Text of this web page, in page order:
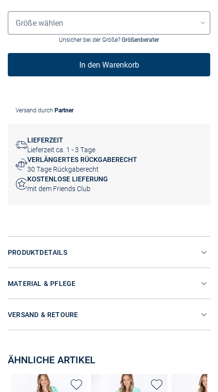
Größenauswahl
Größe wählen
Unsicher bei der Größe? Größenberater
In den Warenkorb
Versand durch Partner
LIEFERZEIT
Lieferzeit ca. 1 - 3 Tage
VERLÄNGERTES RÜCKGABERECHT
30 Tage Rückgaberecht
KOSTENLOSE LIEFERUNG
mit dem Friends Club
PRODUKTDETAILS
MATERIAL & PFLEGE
VERSAND & RETOURE
ÄHNLICHE ARTIKEL